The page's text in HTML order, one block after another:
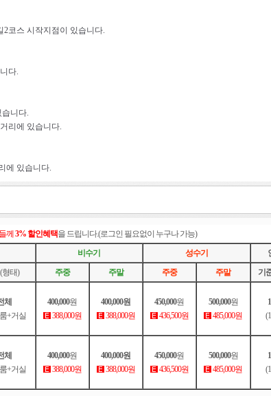
코스 시작지점이 있습니다.
다.
니다.
리에 있습니다.
에 있습니다.
께 3% 할인혜택을 드립니다.(로그인 필요없이 누구나 가능)
비수기 성수기
형태) 주중 주말 주중 주말 기
체
+거실
400,000원
388,000원
400,000원
388,000원
450,000원
436,500원
500,000원
485,000원
체
+거실
400,000원
388,000원
400,000원
388,000원
450,000원
436,500원
500,000원
485,000원